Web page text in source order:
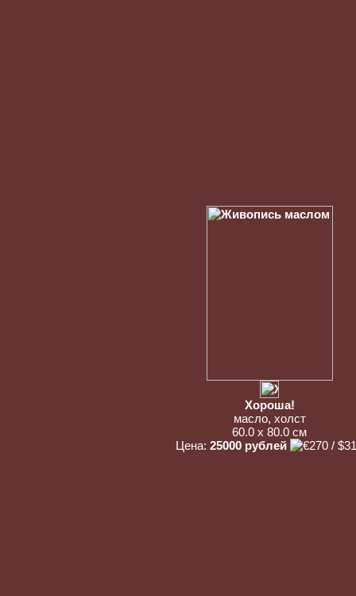
Хороша!
масло, холст
60.0 x 80.0 см
Цена: 25000 рублей